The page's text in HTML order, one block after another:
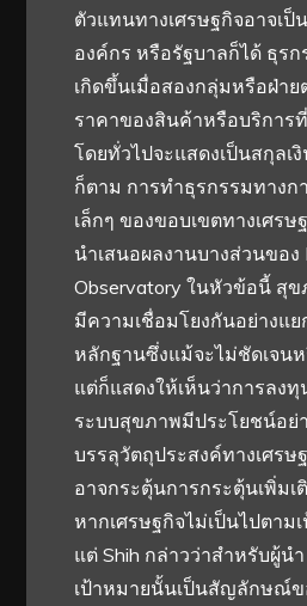
ตัวแทนทางเศรษฐกิจอาจเป็
องค์กร หรือรัฐบาลก็ได้ ธุรก
เกิดขึ้นเมื่อสองกลุ่มหรือฝ่า
ราคาของสินค้าหรือบริการ
โดยทั่วไปจะแสดงเป็นสกุลเ
ก็ตาม การทำธุรกรรมทางก
เล็กๆ ของขอบเขตทางเศร
นำเสนอผลงานบางส่วนของ
Observatory ในหัวข้อนี้ สุข
มีความเชื่อมโยงกันอย่างแ
หลักฐานซึ่งแม้จะไม่ชัดเจน
แต่ก็แสดงให้เห็นว่าการลง
ระบบสุขภาพมีประโยชน์อย่
บรรลุวัตถุประสงค์ทางเศรษ
อาจกระตุ้นการกระตุ้นเพิ่มเ
หากเศรษฐกิจไม่เป็นไปตาม
แต่ Shih กล่าวว่าสำหรับผู้น
เป้าหมายนั้นเป็นสัญลักษณ์